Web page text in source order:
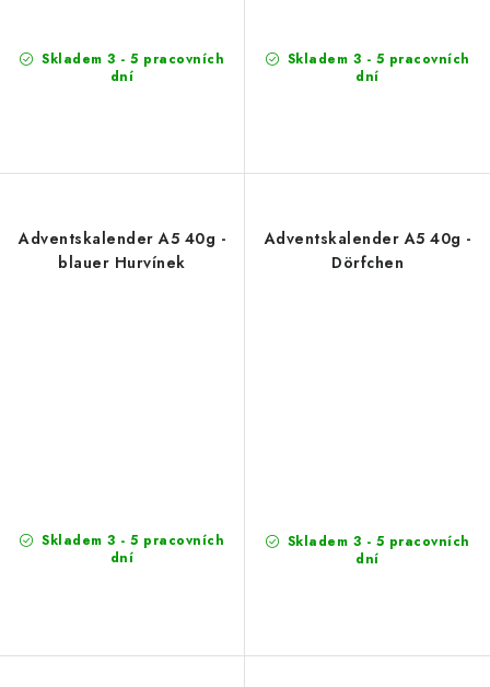
Skladem 3 - 5 pracovních
dní
Skladem 3 - 5 pracovních
dní
Adventskalender A5 40g -
blauer Hurvínek
Skladem 3 - 5 pracovních
dní
Adventskalender A5 40g -
Dörfchen
Skladem 3 - 5 pracovních
dní